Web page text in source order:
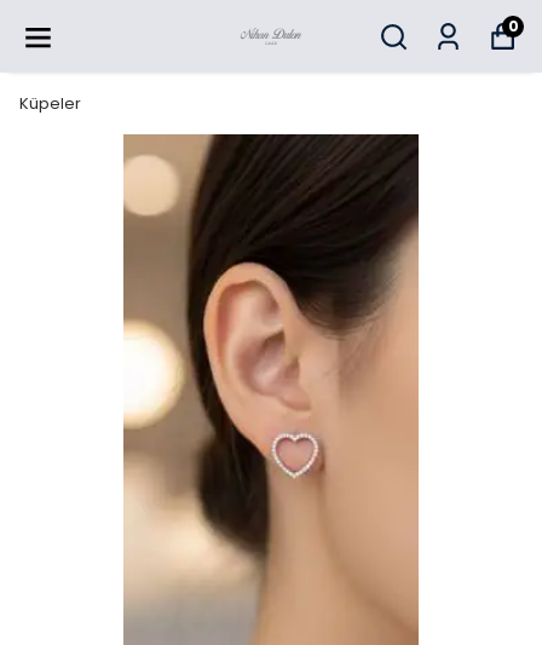
0
Küpeler